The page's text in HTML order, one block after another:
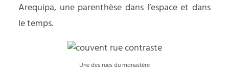
Arequipa, une parenthèse dans l’espace et dans
le temps.
Une des rues du monastère